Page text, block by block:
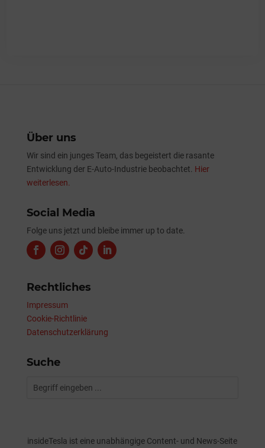
Über uns
Wir sind ein junges Team, das begeistert die rasante
Entwicklung der E-Auto-Industrie beobachtet. Hier
weiterlesen.
Social Media
Folge uns jetzt und bleibe immer up to date.
Rechtliches
Impressum
Cookie-Richtlinie
Datenschutzerklärung
Suche
insideTesla ist eine unabhängige Content- und News-Seite